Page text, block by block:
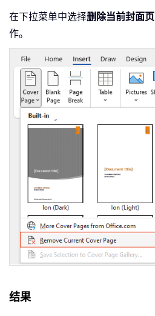
在下拉菜单中选择删除当前封面页
作。
结果